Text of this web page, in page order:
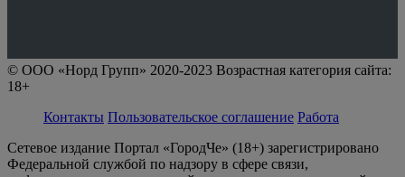
© ООО «Норд Групп» 2020-2023 Возрастная категория сайта:
18+
Контакты Пользовательское соглашение Работа
Сетевое издание Портал «ГородЧе» (18+) зарегистрировано
Федеральной службой по надзору в сфере связи,